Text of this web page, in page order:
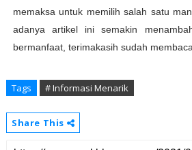
memaksa untuk memilih salah satu
adanya artikel ini semakin
bermanfaat, terimakasih sudah
Tags # Informasi Menarik
Share This